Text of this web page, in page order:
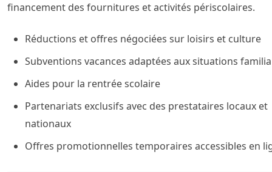
financement des fournitures et activités périscolaires.
Réductions et offres négociées sur loisirs et culture
Subventions vacances adaptées aux situations
Aides pour la rentrée scolaire
Partenariats exclusifs avec des prestataires locaux et
nationaux
Offres promotionnelles temporaires accessibles en